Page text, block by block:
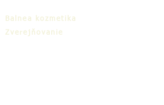
Balnea kozmetika
Zverejňovanie